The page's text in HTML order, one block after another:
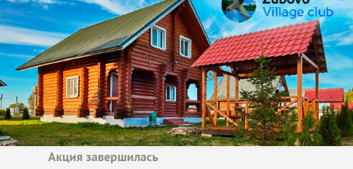
Акция завершилась